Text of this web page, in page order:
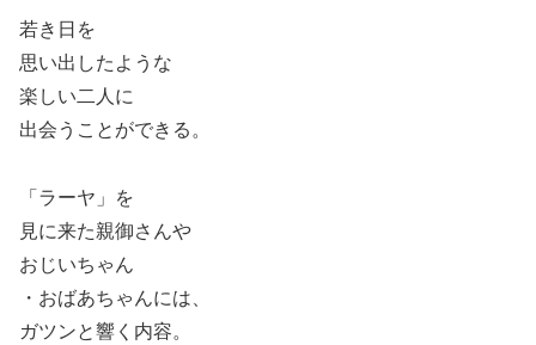
若き日を
思い出したような
楽しい二人に
出会うことができる。
「ラーヤ」を
見に来た親御さんや
おじいちゃん
・おばあちゃんには、
ガツンと響く内容。